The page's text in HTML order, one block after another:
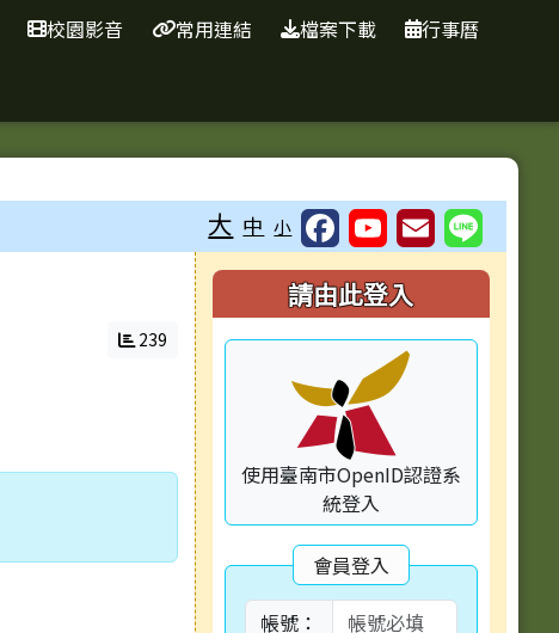
校園影音 常用連結 檔案下載 行事曆
大 中 小
239
右邊區域內容
請由此登入
使用臺南市OpenID認證系
統登入
會員登入
帳號：